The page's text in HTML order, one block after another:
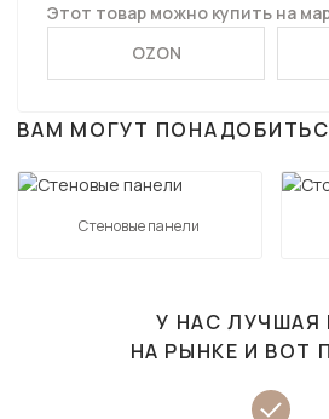
Этот товар можно купить на
OZON
ВАМ МОГУТ
Стеновые панели
У НАС ЛУЧШАЯ
НА РЫНКЕ И ВОТ